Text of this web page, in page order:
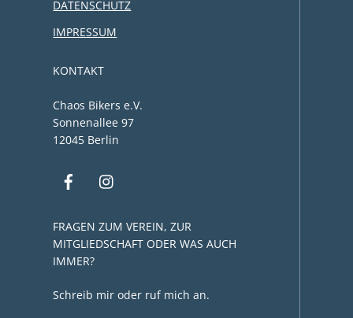
DATENSCHUTZ
IMPRESSUM
KONTAKT
Chaos Bikers e.V.
Sonnenallee 97
12045 Berlin
FRAGEN ZUM VEREIN, ZUR
MITGLIEDSCHAFT ODER WAS AUCH
IMMER?
Schreib mir oder ruf mich an.